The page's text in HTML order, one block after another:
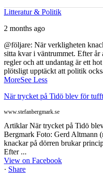
Litteratur & Politik
2 months ago
@följare: När verkligheten
sitta kvar i väntrummet. Efter
regler och att undantag är ett
plötsligt upptäckt att politik
MoreSee Less
När trycket på Tidö blev för
www.stefanbergmark.se
Artiklar När trycket på Tidö
Bergmark Foto: Gerd Altmann
knackar på dörren brukar
Efter ...
View on Facebook
· Share